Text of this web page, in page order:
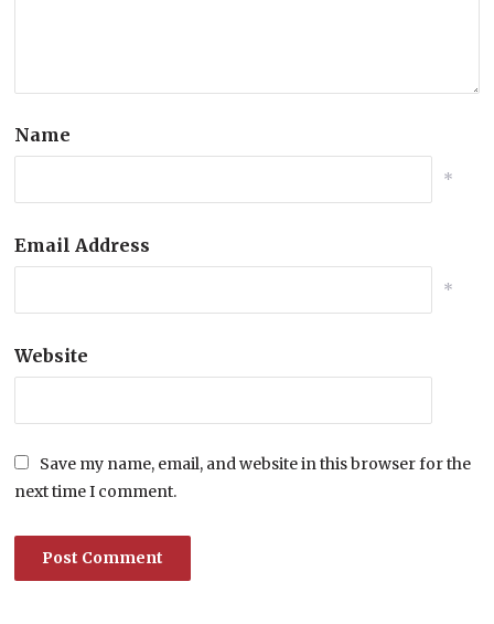
Name
*
Email Address
*
Website
Save my name, email, and website in this browser for the
next time I comment.